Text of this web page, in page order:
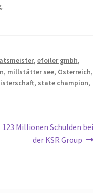
, efoiler gmbh,
, millstätter see, Österreich,
, state champion,
Nächster
123 Millionen Schulden bei
der KSR Group